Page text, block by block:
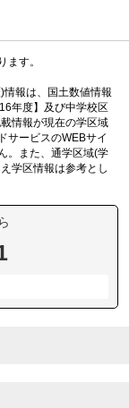
す。
報は、国土数値情報
年度】及び中学校区
情報が現在の学区域
サービスのWEBサイ
。また、通学区域(学
学区情報は参考とし